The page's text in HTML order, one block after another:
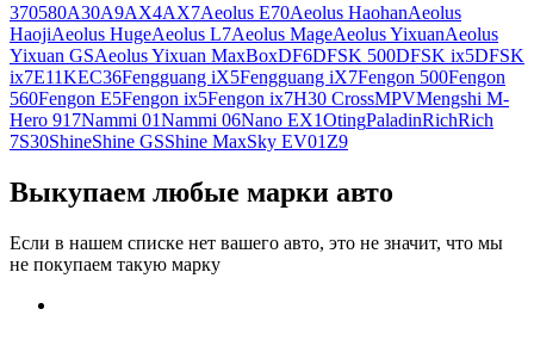
370580A30A9AX4AX7Aeolus E70Aeolus HaohanAeolus
HaojiAeolus HugeAeolus L7Aeolus MageAeolus YixuanAeolus
Yixuan GSAeolus Yixuan MaxBoxDF6DFSK 500DFSK ix5DFSK
ix7E11KEC36Fengguang iX5Fengguang iX7Fengon 500Fengon
560Fengon E5Fengon ix5Fengon ix7H30 CrossMPVMengshi M-
Hero 917Nammi 01Nammi 06Nano EX1OtingPaladinRichRich
7S30ShineShine GSShine MaxSky EV01 Z9
Выкупаем любые марки авто
Если в нашем списке нет вашего авто, это не значит, что мы
не покупаем такую марку